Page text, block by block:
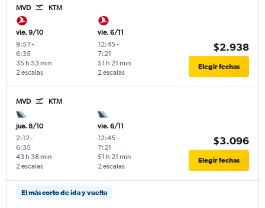
MVD KTM
vie. 9/10
9:57-
6:35
2 escalas
35 h 53 min
vie. 6/11
12:45-
7:21
2 escalas
51 h 21 min
$2.938
Elegir fechas
MVD KTM
jue. 8/10
2:12-
6:35
2 escalas
43 h 38 min
vie. 6/11
12:45-
7:21
2 escalas
51 h 21 min
$3.096
Elegir fechas
El más corto de ida y vuelta